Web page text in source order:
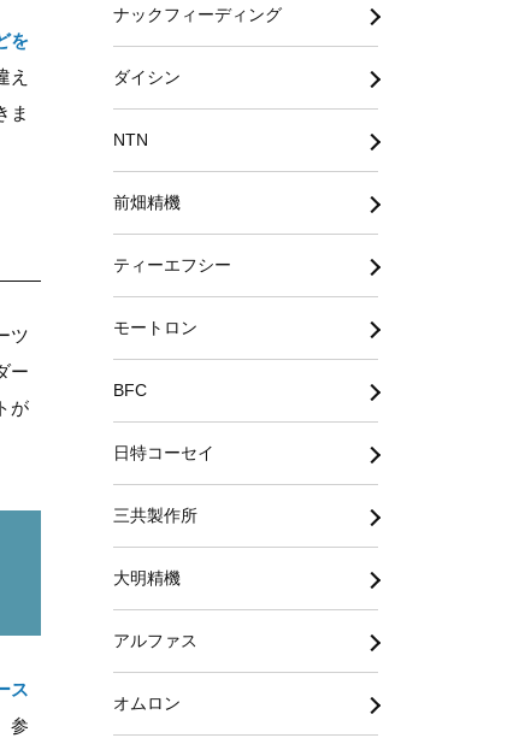
を
え
ま
ツ
ー
が
ス
参
ナックフィーディング
ダイシン
NTN
前畑精機
ティーエフシー
モートロン
BFC
日特コーセイ
三共製作所
大明精機
アルファス
オムロン